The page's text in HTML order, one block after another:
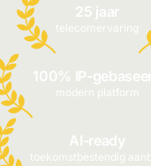
25 jaar
telecomervaring
100% IP-
modern platform
AI-ready
toekomstbestendig